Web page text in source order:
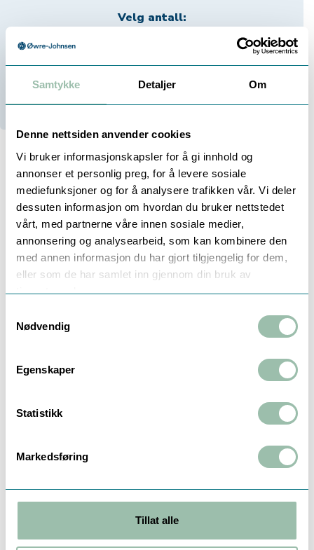
Samtykke Detaljer Om
Denne nettsiden anvender cookies
Vi bruker informasjonskapsler for å gi innhold og
annonser et personlig preg, for å levere sosiale
mediefunksjoner og for å analysere trafikken vår. Vi deler
dessuten informasjon om hvordan du bruker nettstedet
vårt, med partnerne våre innen sosiale medier,
annonsering og analysearbeid, som kan kombinere den
med annen informasjon du har gjort tilgjengelig for dem,
eller som de har samlet inn gjennom din bruk av
tjenestene deres.
Nødvendig
Egenskaper
Statistikk
Markedsføring
Tillat alle
Velg antall:
Bestillingsvare (
Beskrivelse Dokumentasjon Teknisk info
APATOR ULTRIMIS PRO FOR KALDT
VANN
Type: Ultralydmåler, fritt løp uten bevegelige
Materiale: Støpejern (EN-GJL-250)
Installasjonslengde: L250mm
Montering: Horisontal/vertikal
Batteri levetid: 16 år
Startpunkt: 20 l/t
C1, OMS3, DualStack
LoRaWAN-versjon: OTAA v1.0.4 med Relay